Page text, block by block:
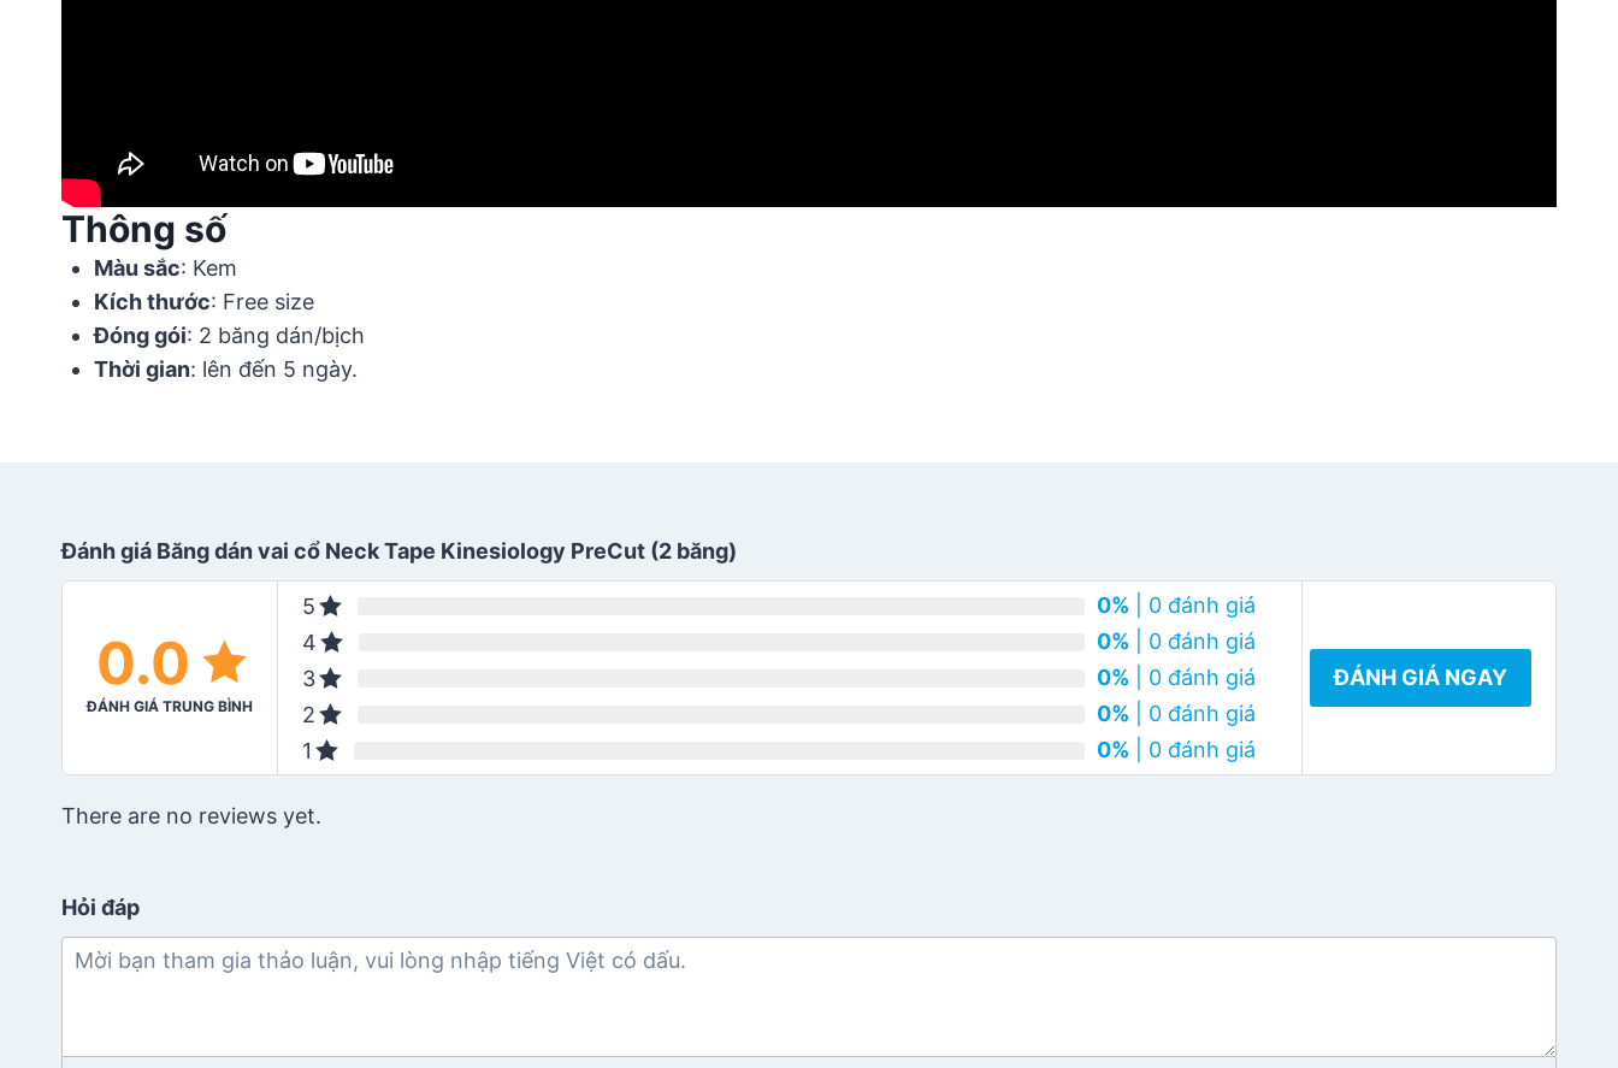
Thông số
Màu sắc: Kem
Kích thước: Free size
Đóng gói: 2 băng dán/bịch
Thời gian: lên đến 5 ngày.
Đánh giá Băng dán vai cổ Neck Tape Kinesiology PreCut (2 băng)
0.0
ĐÁNH GIÁ TRUNG BÌNH
5 0% | 0 đánh giá
4
0% | 0 đánh giá
3
0% | 0 đánh giá
2
0% | 0 đánh giá
1
0% | 0 đánh giá
ĐÁNH GIÁ NGAY
There are no reviews yet.
Hỏi đáp